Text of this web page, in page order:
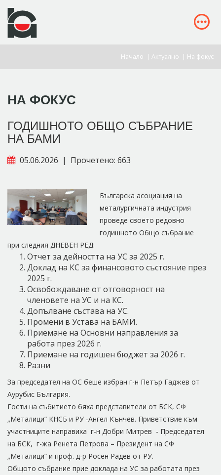
Начало | Актуално | На фокус
НА ФОКУС
ГОДИШНОТО ОБЩО СЪБРАНИЕ
НА БАМИ
05.06.2026 | Прочетено: 663
Българска асоциация на
металургичната индустрия
проведе своето редовно
годишното Общо събрание
при следния ДНЕВЕН РЕД:
Отчет за дейността на УС за 2025 г.
Доклад на КС за финансовото състояние през
2025 г.
Освобождаване от отговорност на
членовете на УС и на КС.
Допълване състава на УС.
Промени в Устава на БАМИ.
Приемане на Основни направления за
работа през 2026 г.
Приемане на годишен бюджет за 2026 г.
Разни
За председател на ОС беше избран г-н Петър Гаджев от
Аурубис България.
Гости на събитието бяха представители от БСК, СФ
„Металици“ КНСБ и РУ -Ангел Кънчев. Приветствие към
участниците направиха г-н Добри Митрев - Председател
на БСК, г-жа Ренета Петрова – Президент на СФ
„Металици“ и проф. д-р Росен Радев от РУ.
Общото събрание прие доклада на УС за работата през